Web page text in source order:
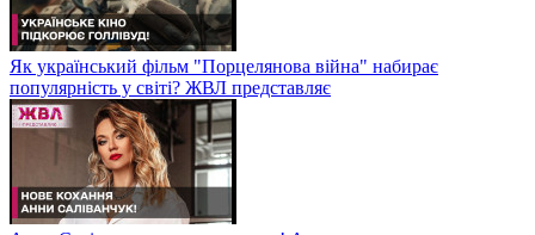
Як український фільм "Порцелянова війна" набирає
популярність у світі? ЖВЛ представляє